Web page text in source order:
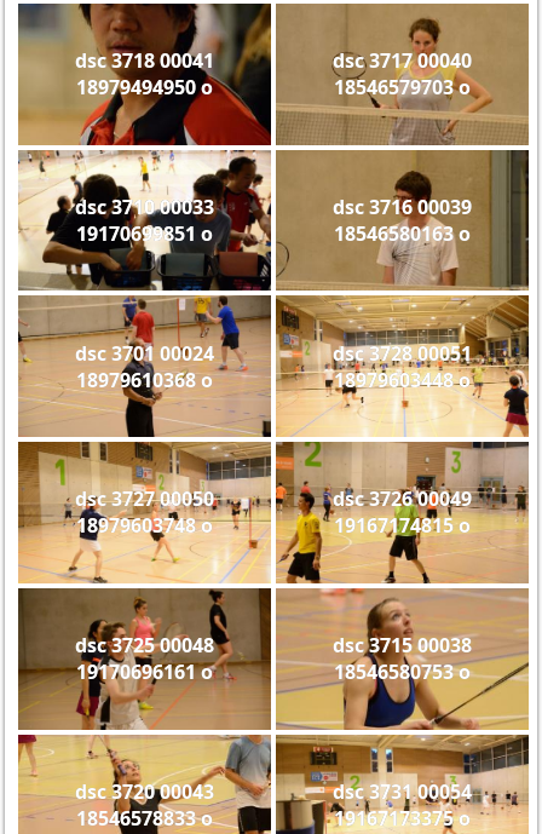
dsc 3718 00041
18979494950 o
dsc 3717 00040
18546579703 o
dsc 3710 00033
19170699851 o
dsc 3716 00039
18546580163 o
dsc 3701 00024
18979610368 o
dsc 3728 00051
18979603448 o
dsc 3727 00050
18979603748 o
dsc 3726 00049
19167174815 o
dsc 3725 00048
19170696161 o
dsc 3715 00038
18546580753 o
dsc 3720 00043
18546578833 o
dsc 3731 00054
19167173375 o